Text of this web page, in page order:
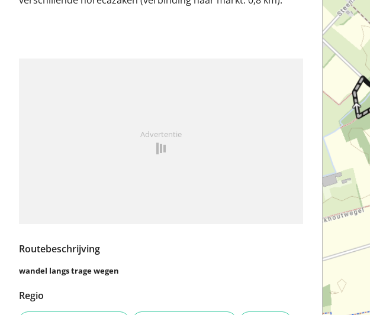
Advertentie
Routebeschrijving
wandel langs trage wegen
Regio